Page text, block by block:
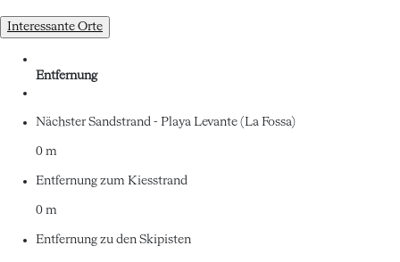
Interessante Orte
Entfernung
Nächster Sandstrand - Playa Levante (La Fossa)
0 m
Entfernung zum Kiesstrand
0 m
Entfernung zu den Skipisten